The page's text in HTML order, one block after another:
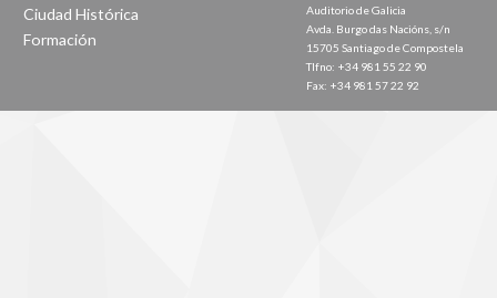
Ciudad Histórica
Formación
Auditorio de Galicia
Avda. Burgo das Nacións, s/n
15705 Santiago de Compostela
Tlfno: +34 981 55 22 90
Fax: +34 981 57 22 92